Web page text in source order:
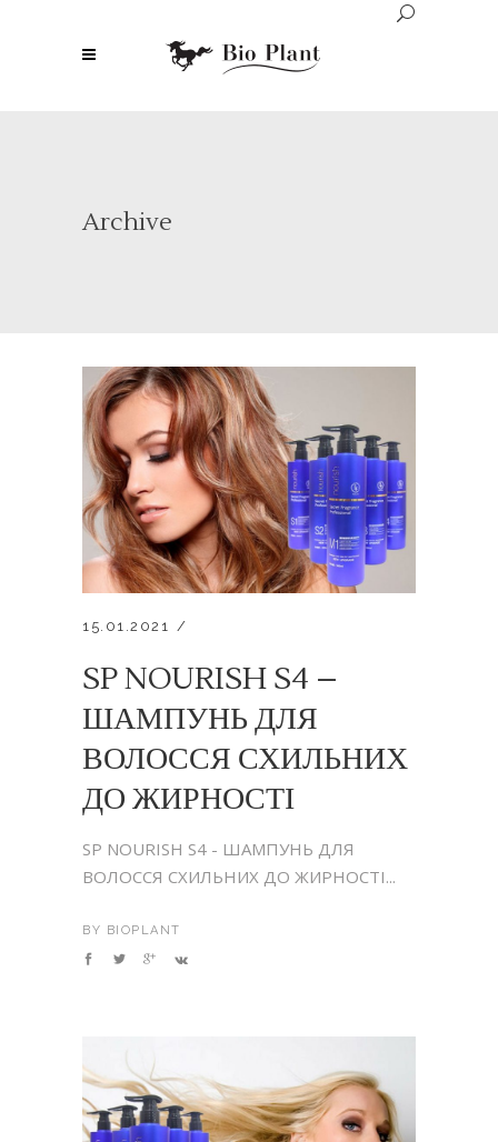
Archive
15.01.2021
SP NOURISH S4 –
ШАМПУНЬ ДЛЯ
ВОЛОССЯ СХИЛЬНИХ
ДО ЖИРНОСТІ
SP NOURISH S4 - ШАМПУНЬ ДЛЯ
ВОЛОССЯ СХИЛЬНИХ ДО ЖИРНОСТІ...
BY BIOPLANT